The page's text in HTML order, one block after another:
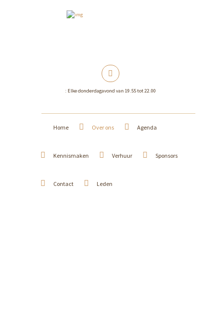
: Elke donderdagavond van 19.55 tot 22.00
Home Over ons Agenda
Kennismaken Verhuur Sponsors
Contact Leden